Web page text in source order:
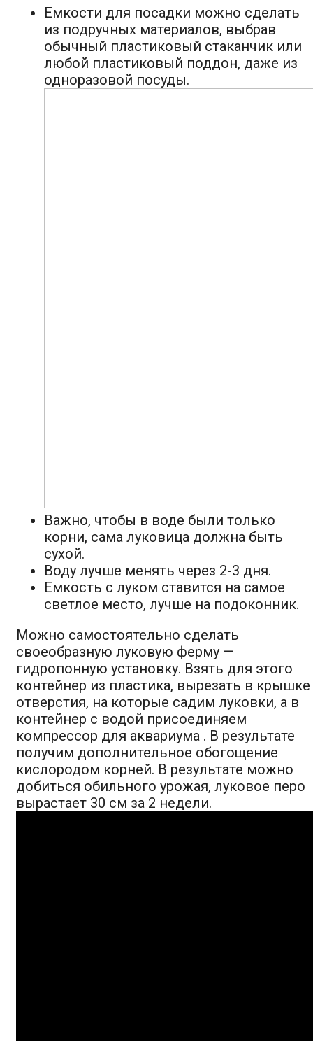
Емкости для посадки можно сделать
из подручных материалов, выбрав
обычный пластиковый стаканчик или
любой пластиковый поддон, даже из
одноразовой посуды.
Важно, чтобы в воде были только
корни, сама луковица должна быть
сухой.
Воду лучше менять через 2-3 дня.
Емкость с луком ставится на самое
светлое место, лучше на подоконник.
Можно самостоятельно сделать
своеобразную луковую ферму —
гидропонную установку. Взять для этого
контейнер из пластика, вырезать в крышке
отверстия, на которые садим луковки, а в
контейнер с водой присоединяем
компрессор для аквариума . В результате
получим дополнительное обогощение
кислородом корней. В результате можно
добиться обильного урожая, луковое перо
вырастает 30 см за 2 недели.